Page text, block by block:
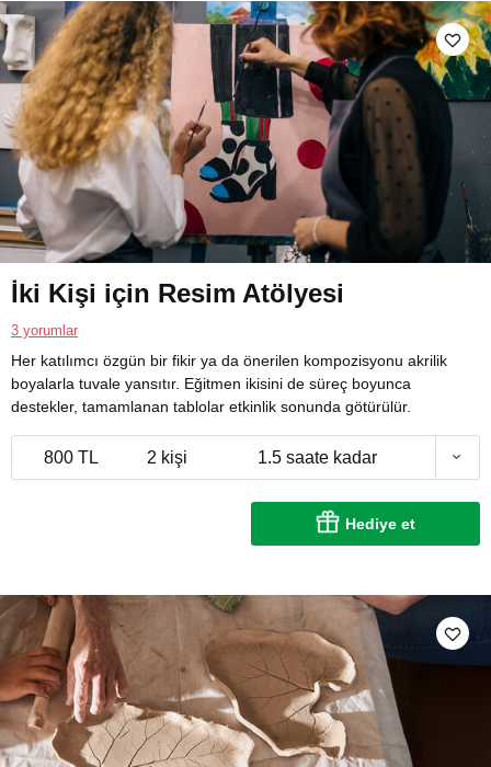
İki Kişi için Resim Atölyesi
3 yorumlar
Her katılımcı özgün bir fikir ya da önerilen kompozisyonu akrilik
boyalarla tuvale yansıtır. Eğitmen ikisini de süreç boyunca
destekler, tamamlanan tablolar etkinlik sonunda götürülür.
800 TL 2 kişi 1.5 saate kadar
Hediye et